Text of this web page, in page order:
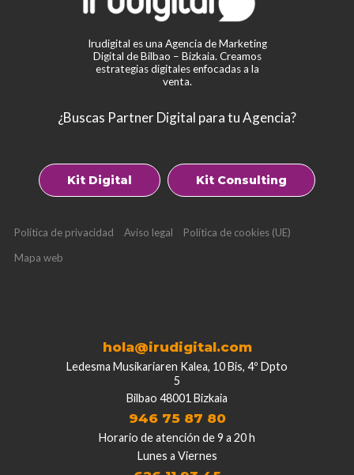
Irudigital es una Agencia de Marketing
Digital de Bilbao – Bizkaia. Creamos
estrategias digitales enfocadas a la
venta.
¿Buscas Partner Digital para tu Agencia?
Kit Digital Kit Consulting
Política de privacidad Aviso legal
Política de cookies (UE)
Mapa web
hola@irudigital.com
Ledesma Musikariaren Kalea, 10 Bis, 4º Dpto
5
Bilbao 48001 Bizkaia
946 75 87 80
Horario de atención de 9 a 20 h
Lunes a Viernes